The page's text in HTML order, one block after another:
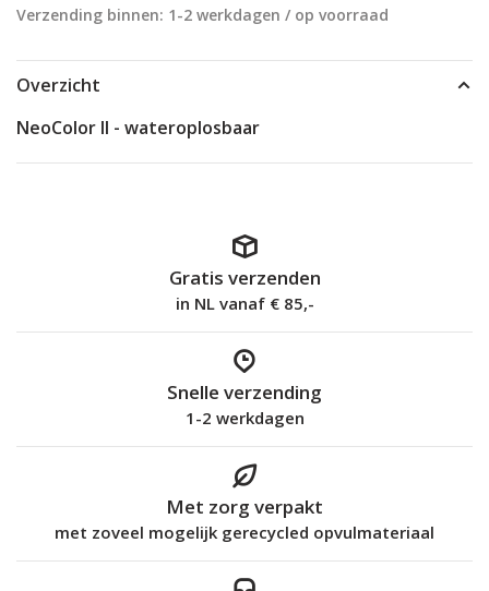
Verzending binnen: 1-2 werkdagen / op voorraad
Overzicht
NeoColor II - wateroplosbaar
Gratis verzenden
in NL vanaf € 85,-
Snelle verzending
1-2 werkdagen
Met zorg verpakt
met zoveel mogelijk gerecycled opvulmateriaal